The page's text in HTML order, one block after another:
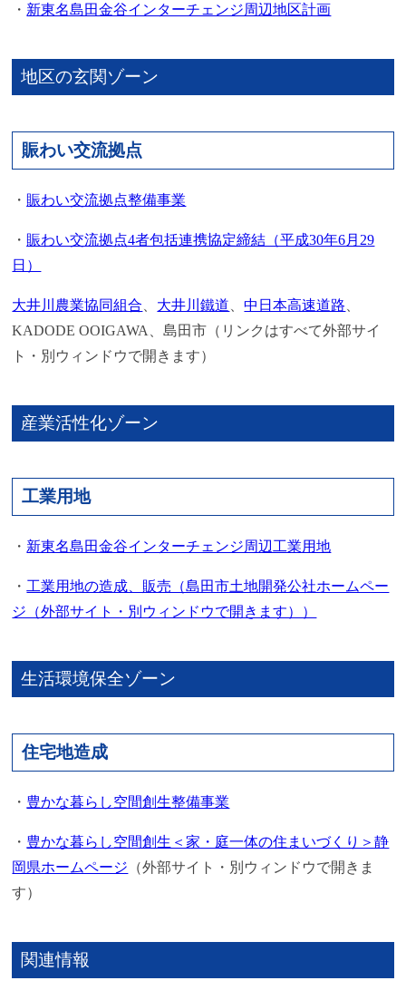
・ 新東名島田金谷インターチェンジ周辺地区計画
地区の玄関ゾーン
賑わい交流拠点
・ 賑わい交流拠点整備事業
・ 賑わい交流拠点4者包括連携協定締結（平成30年6月29
日）
大井川農業協同組合 大井川鐵道 、中日本高速道路
KADODE OOIGAWA、島田市（リンクはすべて外部サイ
ト・別ウィンドウで開きます）
産業活性化ゾーン
工業用地
・ 新東名島田金谷インターチェンジ周辺工業用地
・ 工業用地の造成、販売（島田市土地開発公社ホームペー
ジ（外部サイト・別ウィンドウで開きます））
生活環境保全ゾーン
住宅地造成
・ 豊かな暮らし空間創生整備事業
・ 豊かな暮らし空間創生＜家・庭一体の住まいづくり＞静
岡県ホームページ （外部サイト・別ウィンドウで開きま
す）
関連情報